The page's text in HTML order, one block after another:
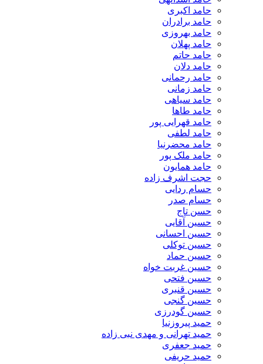
حامد اکبری
حامد برادران
حامد بهروزی
حامد پهلان
حامد حاتم
حامد دلان
حامد رحمانی
حامد زمانی
حامد سیاهی
حامد طاها
حامد قهرایی پور
حامد لطفی
حامد محضرنیا
حامد ملک پور
حامد همایون
حجت اشرف زاده
حسام ردایی
حسام صدر
حسن تاج
حسین آقایی
حسین احسانی
حسین توکلی
حسین حماد
حسین غربت خواه
حسین فتحی
حسین قنبری
حسین گنجی
حسین گودرزی
حمید پیروزنیا
حمید تهرانی و مهدی نبی زاده
حمید جعفری
حمید حریفی